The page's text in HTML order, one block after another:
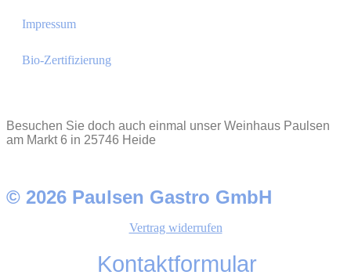
Impressum
Bio-Zertifizierung
Besuchen Sie doch auch einmal unser Weinhaus Paulsen
am Markt 6 in 25746 Heide
© 2026 Paulsen Gastro GmbH
Vertrag widerrufen
Kontaktformular